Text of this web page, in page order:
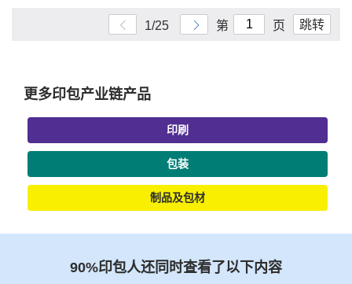
1/25 第 页 跳转
更多印包产业链产品
印刷
包装
制品及包材
90%印包人还同时查看了以下内容